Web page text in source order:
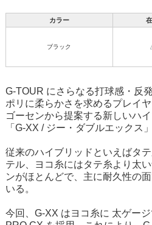
カラー
ブラック
G-TOUR にさらなる打球感・反
ポリに柔らかさを求めるプレイヤ
ゴーセンから提案する新しいハ
「G-XX / ジー・ダブルエックス」
従来のハイブリッドといえばタ
テル、ヨコ糸にはタテ糸より太
ンがほとんどで、主に耐久性の
いる。
今回、G-XX はヨコ糸に 太ゲー